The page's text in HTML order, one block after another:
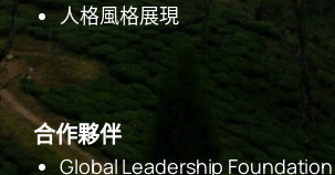
人格風格展現
合作夥伴
Global Leadership Foundation